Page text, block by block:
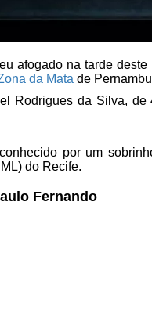
afogado na tarde
da Mata de
Rodrigues da Silva,
por um
do Recife.
Fernando